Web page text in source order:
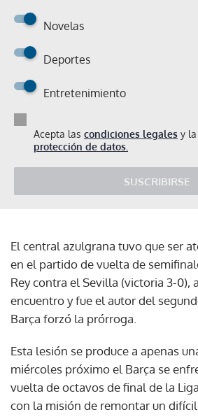
Novelas
Deportes
Entretenimiento
Acepta las condiciones legales y la
protección de datos.
SUSCRIBIRSE
El central azulgrana tuvo que ser
en el partido de vuelta de
Rey contra el Sevilla (victoria 3-0),
encuentro y fue el autor del
Barça forzó la prórroga.
Esta lesión se produce a apenas
miércoles próximo el Barça se
vuelta de octavos de final de la
con la misión de remontar un difícil